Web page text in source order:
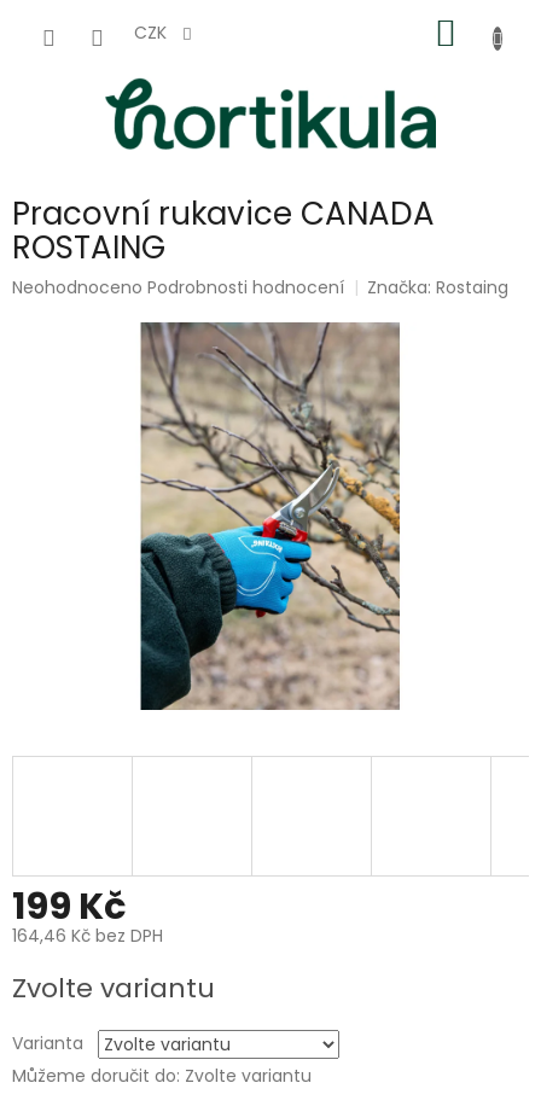
CZK
KOŠÍK
Pracovní rukavice CANADA
ROSTAING
Průměrné
Neohodnoceno Podrobnosti hodnocení Značka:Rostaing
199 Kč
164,46 Kč bez DPH
cena:
Zvolte variantu
Varianta
Můžeme doručit do: Zvolte variantu